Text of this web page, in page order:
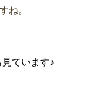
ね。
ています♪